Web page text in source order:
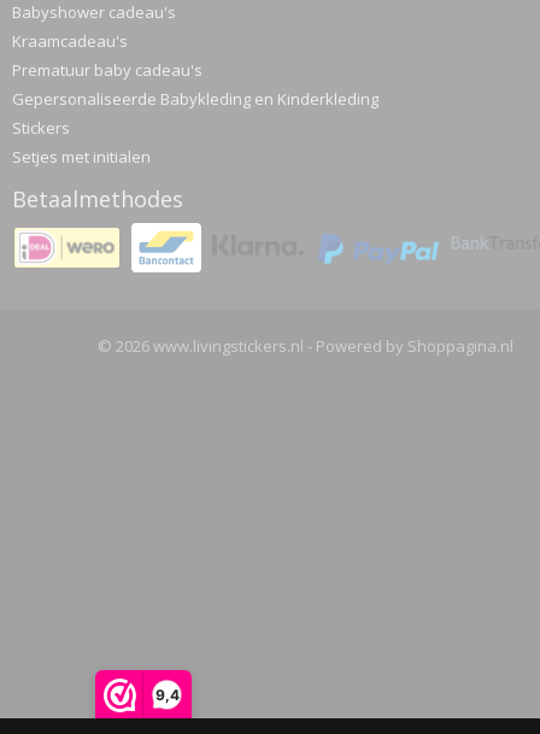
9,4
Babyshower cadeau's
Kraamcadeau's
Prematuur baby cadeau's
Gepersonaliseerde Babykleding en Kinderkleding
Stickers
Setjes met initialen
Betaalmethodes
© 2026 www.livingstickers.nl - Powered by Shoppagina.nl